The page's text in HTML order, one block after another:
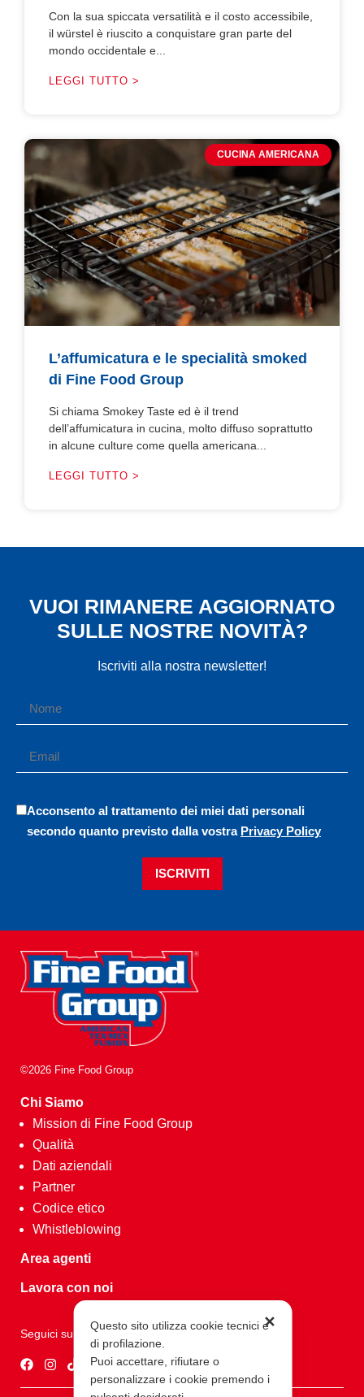
Con la sua spiccata versatilità e il costo accessibile,
il würstel è riuscito a conquistare gran parte del
mondo occidentale e...
LEGGI TUTTO >
CUCINA AMERICANA
L’affumicatura e le specialità smoked
di Fine Food Group
Si chiama Smokey Taste ed è il trend
dell’affumicatura in cucina, molto diffuso soprattutto
in alcune culture come quella americana...
LEGGI TUTTO >
VUOI RIMANERE AGGIORNATO
SULLE NOSTRE NOVITÀ?
Iscriviti alla nostra newsletter!
Acconsento al trattamento dei miei dati personali
secondo quanto previsto dalla vostra Privacy Policy
ISCRIVITI
©2026 Fine Food Group
Chi Siamo
Mission di Fine Food Group
Qualità
Dati aziendali
Partner
Codice etico
Whistleblowing
Area agenti
Lavora con noi
Seguici su
✕
Questo sito utilizza cookie tecnici e
di profilazione.
Puoi accettare, rifiutare o
personalizzare i cookie premendo i